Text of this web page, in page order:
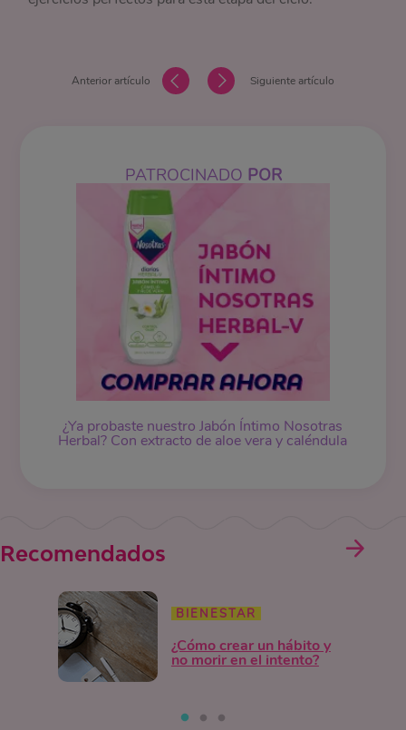
Anterior artículo Siguiente artículo
PATROCINADO POR
¿Ya probaste nuestro Jabón Íntimo Nosotras
Herbal? Con extracto de aloe vera y caléndula
Recomendados
BIENESTAR
¿Cómo crear un hábito y
no morir en el intento?